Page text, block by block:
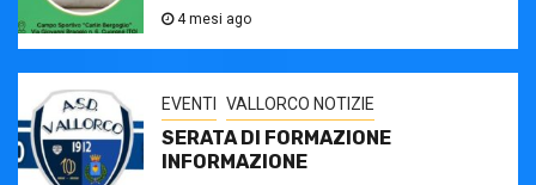
4 mesi ago
EVENTI VALLORCO NOTIZIE
SERATA DI FORMAZIONE
INFORMAZIONE